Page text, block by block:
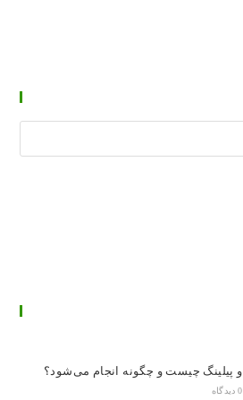
و پیلینگ چیست و چگونه انجام می‌شود؟
0 دیدگاه